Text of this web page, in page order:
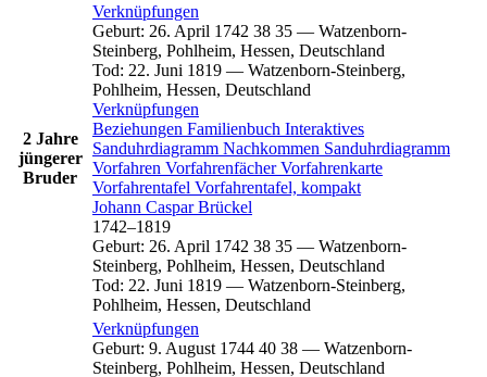
2 Jahre
jüngerer
Bruder
Verknüpfungen
Geburt: 26. April 1742 38 35 — Watzenborn-
Steinberg, Pohlheim, Hessen, Deutschland
Tod: 22. Juni 1819 — Watzenborn-Steinberg,
Pohlheim, Hessen, Deutschland
Verknüpfungen
Beziehungen Familienbuch Interaktives
Sanduhrdiagramm Nachkommen Sanduhrdiagramm
Vorfahren VorfahrenfächerVorfahrenkarte
Vorfahrentafel Vorfahrentafel, kompakt
Johann CasparBrückel
1742–1819
Geburt: 26. April 1742 38 35 — Watzenborn-
Steinberg, Pohlheim, Hessen, Deutschland
Tod: 22. Juni 1819 — Watzenborn-Steinberg,
Pohlheim, Hessen, Deutschland
Verknüpfungen
Geburt: 9. August 1744 40 38 — Watzenborn-
Steinberg, Pohlheim, Hessen, Deutschland